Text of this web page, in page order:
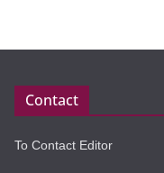
Contact
To Contact Editor